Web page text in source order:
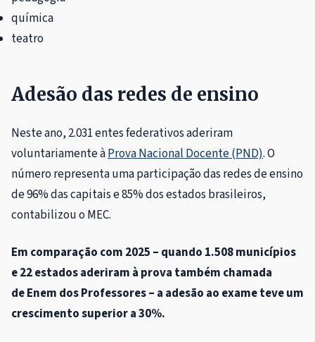
química
teatro
Adesão das redes de ensino
Neste ano, 2.031 entes federativos aderiram
voluntariamente àProva Nacional Docente (PND). O
número representa uma participação das redes de ensino
de 96% das capitais e 85% dos estados brasileiros,
contabilizou o MEC.
Em comparação com 2025 – quando 1.508 municípios
e 22 estados aderiram à prova também chamada
de Enem dos Professores – a adesão ao exame teve um
crescimento superior a 30%.